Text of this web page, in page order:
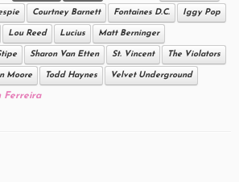
Courtney Barnett Fontaines D.C. Iggy Pop
Lou Reed Lucius Matt Berninger
Sharon Van Etten St. Vincent The Violators
Moore Todd Haynes Velvet Underground
Ferreira